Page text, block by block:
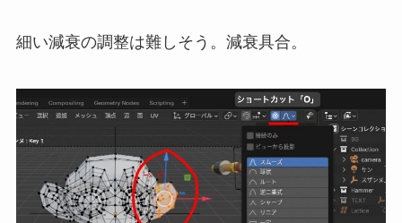
細い減衰の調整は難しそう。減衰具合。